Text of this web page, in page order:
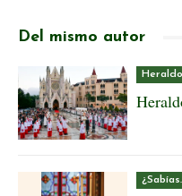
Del mismo autor